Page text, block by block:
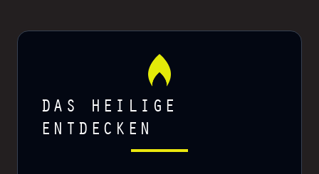
DAS HEILIGE
ENTDECKEN